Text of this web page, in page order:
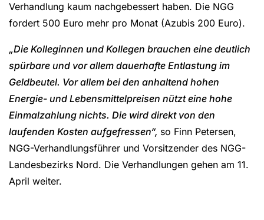
Verhandlung kaum nachgebessert haben. Die NGG
fordert 500 Euro mehr pro Monat (Azubis 200 Euro).
„Die Kolleginnen und Kollegen brauchen eine deutlich
spürbare und vor allem dauerhafte Entlastung im
Geldbeutel. Vor allem bei den anhaltend hohen
Energie- und Lebensmittelpreisen nützt eine hohe
Einmalzahlung nichts. Die wird direkt von den
laufenden Kosten aufgefressen“, so Finn Petersen,
NGG-Verhandlungsführer und Vorsitzender des NGG-
Landesbezirks Nord. Die Verhandlungen gehen am 11.
April weiter.